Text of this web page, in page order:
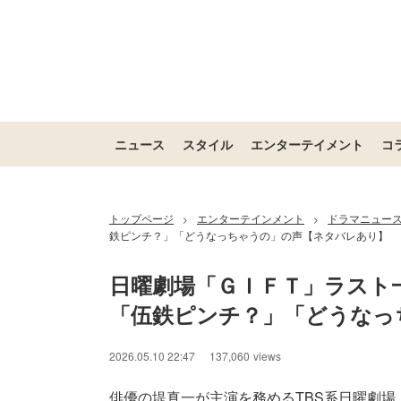
ニュース スタイル エンターテイメント コ
トップページ > エンターテインメント >
ドラマニュー
鉄ピンチ？」「どうなっちゃうの」の声【ネタバレあり】
日曜劇場「ＧＩＦＴ」ラス
「伍鉄ピンチ？」「どうな
2026.05.10 22:47 137,060 views